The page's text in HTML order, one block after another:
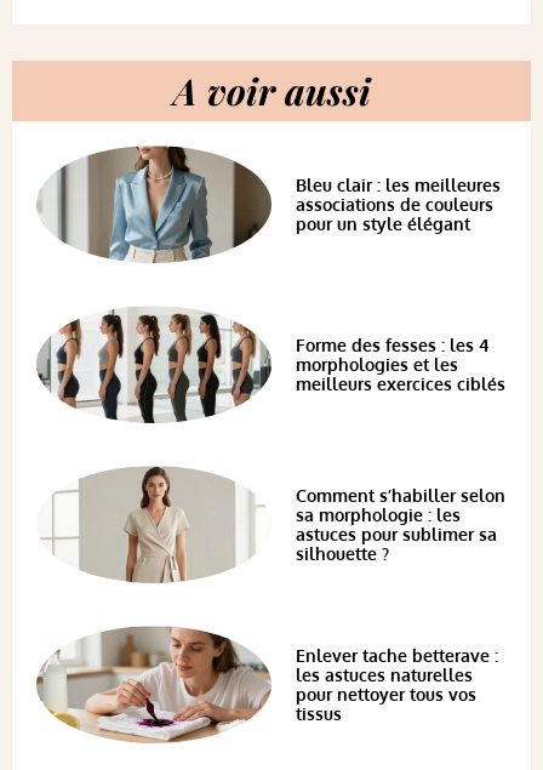
A voir aussi
Bleu clair : les meilleures
associations de couleurs
pour un style élégant
Forme des fesses : les 4
morphologies et les
meilleurs exercices ciblés
Comment s’habiller selon
sa morphologie : les
astuces pour sublimer sa
silhouette ?
Enlever tache betterave :
les astuces naturelles
pour nettoyer tous vos
tissus